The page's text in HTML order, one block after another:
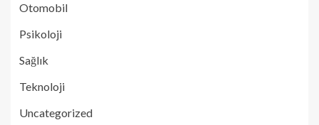
Otomobil
Psikoloji
Sağlık
Teknoloji
Uncategorized